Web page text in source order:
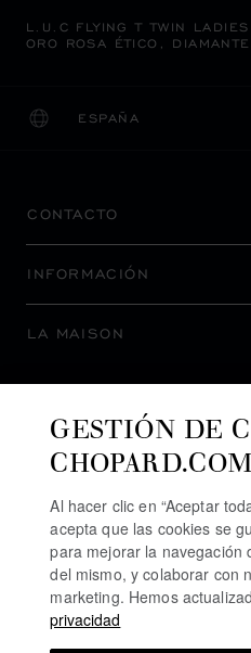
L.U.C FLYING T TWIN
ORO ROSA ÉTICO,
ESPAÑA
LOCALIZACIÓN
CAMBIAR PAÍS
CONTACTO
INFORMACIÓN
LA MAISON
SUSCRIBIRSE AL BOLETÍN
GESTIÓN DE
CHOPARD.COM
Al hacer clic en “Aceptar
acepta que las cookies se
para mejorar la navegación
del mismo, y colaborar con
marketing. Hemos
privacidad